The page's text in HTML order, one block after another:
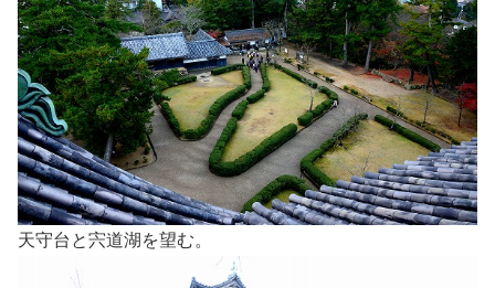
天守台と宍道湖を望む。